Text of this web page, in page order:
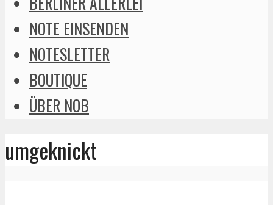
NOTE EINSENDEN
NOTESLETTER
BOUTIQUE
ÜBER NOB
umgeknickt